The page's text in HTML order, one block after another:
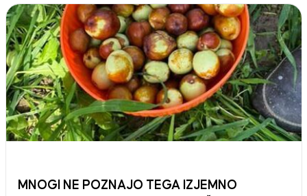
MNOGI NE POZNAJO TEGA IZJEMNO